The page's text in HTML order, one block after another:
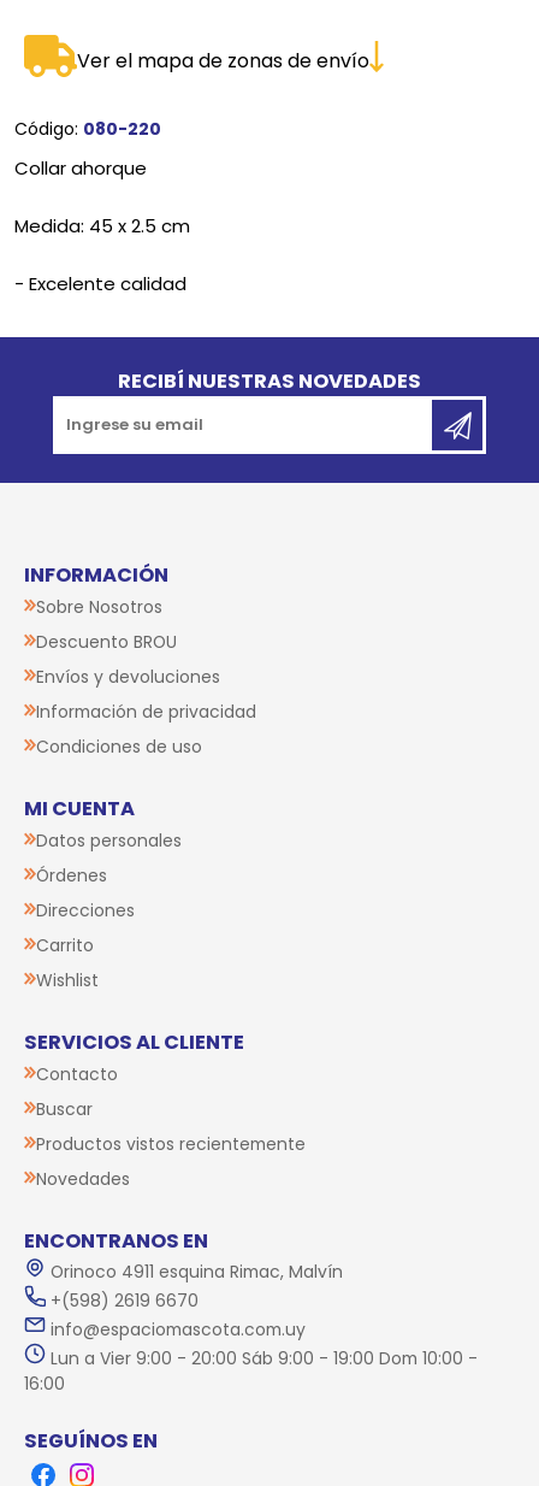
Ver el mapa de zonas de envío
Código: 080-220
Collar ahorque
Medida: 45 x 2.5 cm
- Excelente calidad
RECIBÍ NUESTRAS NOVEDADES
INFORMACIÓN
Sobre Nosotros
Descuento BROU
Envíos y devoluciones
Información de privacidad
Condiciones de uso
MI CUENTA
Datos personales
Órdenes
Direcciones
Carrito
Wishlist
SERVICIOS AL CLIENTE
Contacto
Buscar
Productos vistos recientemente
Novedades
ENCONTRANOS EN
Orinoco 4911 esquina Rimac, Malvín
+(598) 2619 6670
info@espaciomascota.com.uy
Lun a Vier 9:00 - 20:00 Sáb 9:00 - 19:00 Dom 10:00 -
16:00
SEGUÍNOS EN